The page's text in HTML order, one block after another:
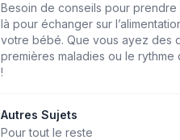
Besoin de conseils pour
là pour échanger sur
votre bébé. Que vous ayez des
premières maladies ou le
!
Autres Sujets
Pour tout le reste